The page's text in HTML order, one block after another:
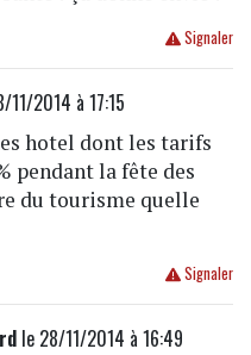
Signaler
2014 à 17:15
hotel dont les tarifs
pendant la fête des
du tourisme quelle
Signaler
le 28/11/2014 à 16:49